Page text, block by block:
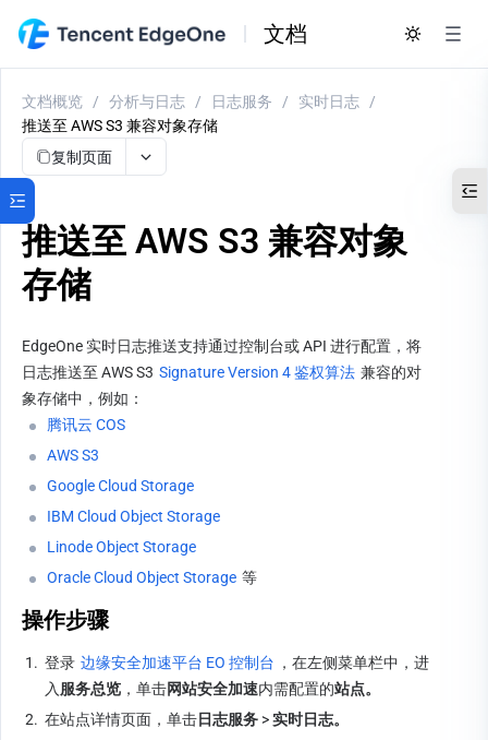
文档
文档概览 / 分析与日志 / 日志服务 / 实时日志
/
推送至 AWS S3 兼容对象存储
复制页面
推送至 AWS S3 兼容对象
存储
EdgeOne 实时日志推送支持通过控制台或 API 进行配置，将
日志推送至 AWS S3 Signature Version 4 鉴权算法 兼容的对
象存储中，例如：
腾讯云 COS
AWS S3
Google Cloud Storage
IBM Cloud Object Storage
Linode Object Storage
Oracle Cloud Object Storage 等
操作步骤
1. 登录 边缘安全加速平台 EO 控制台 ，在左侧菜单栏中，进
入 服务总览 ，单击网站安全加速内需配置的站点。
2. 在站点详情页面，单击日志服务 > 实时日志。